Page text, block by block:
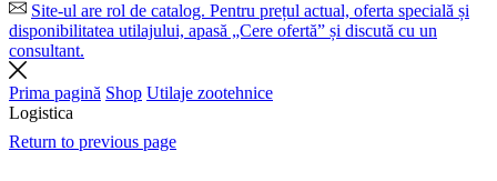
Site-ul are rol de catalog. Pentru prețul actual, oferta specială și
disponibilitatea utilajului, apasă „Cere ofertă” și discută cu un
consultant.
Prima pagină Shop Utilaje zootehnice
Logistica
Return to previous page